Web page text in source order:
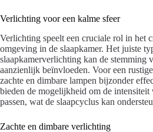
Verlichting voor een kalme sfeer
Verlichting speelt een cruciale rol in het
omgeving in de slaapkamer. Het juiste
slaapkamerverlichting kan de stemming
aanzienlijk beïnvloeden. Voor een
zachte en dimbare lampen bijzonder
bieden de mogelijkheid om de intensiteit
passen, wat de slaapcyclus kan
Zachte en dimbare verlichting